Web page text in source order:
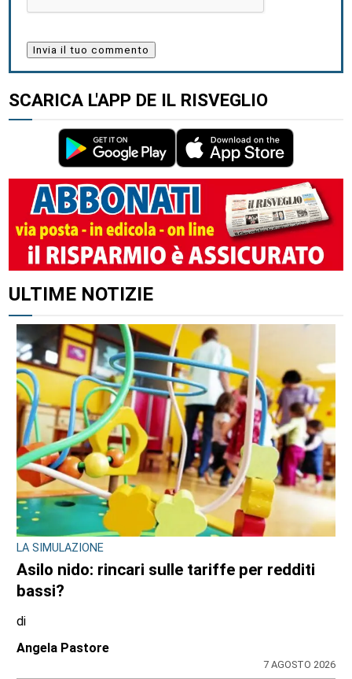
SCARICA L'APP DE IL RISVEGLIO
ULTIME NOTIZIE
LA SIMULAZIONE
Asilo nido: rincari sulle tariffe per redditi
bassi?
di
Angela Pastore
7 AGOSTO 2026